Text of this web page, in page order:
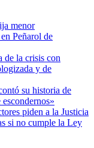
menor
Peñarol de
de la crisis con
y de
su historia de
piden a la Justicia
si no cumple la Ley